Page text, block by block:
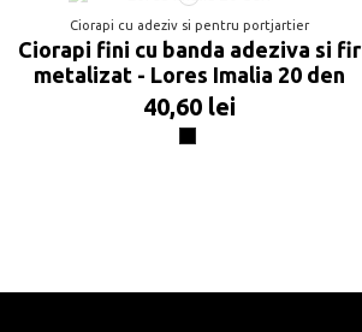
Ciorapi cu adeziv si pentru portjartier
Ciorapi fini cu banda adeziva si fir
metalizat - Lores Imalia 20 den
40,60 lei
Negru